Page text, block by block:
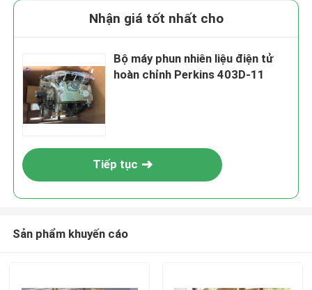
Nhận giá tốt nhất cho
Bộ máy phun nhiên liệu điện tử
hoàn chỉnh Perkins 403D-11
Tiếp tục
Sản phẩm khuyến cáo